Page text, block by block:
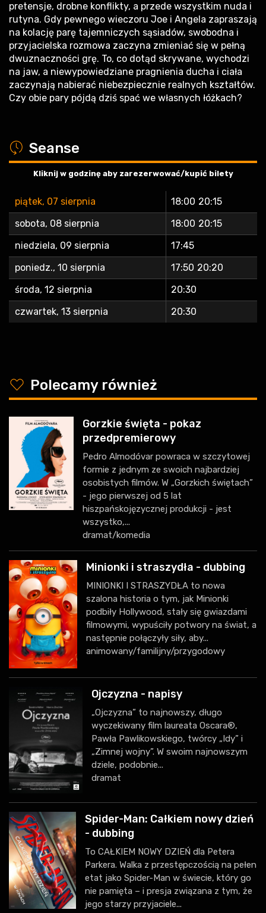
pretensje, drobne konflikty, a przede wszystkim nuda i
rutyna. Gdy pewnego wieczoru Joe i Angela zapraszają
na kolację parę tajemniczych sąsiadów, swobodna i
przyjacielska rozmowa zaczyna zmieniać się w pełną
dwuznaczności grę. To, co dotąd skrywane, wychodzi
na jaw, a niewypowiedziane pragnienia ducha i ciała
zaczynają nabierać niebezpiecznie realnych kształtów.
Czy obie pary pójdą dziś spać we własnych łóżkach?
a Seanse
Kliknij w godzinę aby zarezerwować/kupić bilety
piątek, 07 sierpnia 18:00 20:15
sobota, 08 sierpnia
18:00 20:15
niedziela, 09 sierpnia
17:45
poniedz., 10 sierpnia
17:50 20:20
środa, 12 sierpnia
20:30
czwartek, 13 sierpnia
20:30
y Polecamy również
Gorzkie święta - pokaz
przedpremierowy
Pedro Almodóvar powraca w szczytowej
formie z jednym ze swoich najbardziej
osobistych filmów. W „Gorzkich świętach”
- jego pierwszej od 5 lat
hiszpańskojęzycznej produkcji - jest
wszystko,...
dramat/komedia
Minionki i straszydła - dubbing
MINIONKI I STRASZYDŁA to nowa
szalona historia o tym, jak Minionki
podbiły Hollywood, stały się gwiazdami
filmowymi, wypuściły potwory na świat, a
następnie połączyły siły, aby...
animowany/familijny/przygodowy
Ojczyzna - napisy
„Ojczyzna” to najnowszy, długo
wyczekiwany film laureata Oscara®,
Pawła Pawlikowskiego, twórcy „Idy” i
„Zimnej wojny”. W swoim najnowszym
dziele, podobnie...
dramat
Spider-Man: Całkiem nowy dzień
- dubbing
To CAŁKIEM NOWY DZIEŃ dla Petera
Parkera. Walka z przestępczością na pełen
etat jako Spider-Man w świecie, który go
nie pamięta – i presja związana z tym, że
jego starzy przyjaciele...